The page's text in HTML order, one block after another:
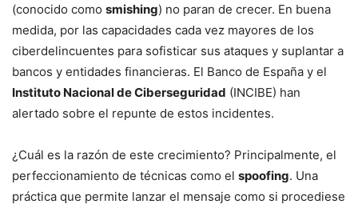
(conocido como smishing) no paran de crecer. En buena
medida, por las capacidades cada vez mayores de los
ciberdelincuentes para sofisticar sus ataques y suplantar a
bancos y entidades financieras. El Banco de España y el
Instituto Nacional de Ciberseguridad (INCIBE) han
alertado sobre el repunte de estos incidentes.
¿Cuál es la razón de este crecimiento? Principalmente, el
perfeccionamiento de técnicas como el spoofing. Una
práctica que permite lanzar el mensaje como si procediese